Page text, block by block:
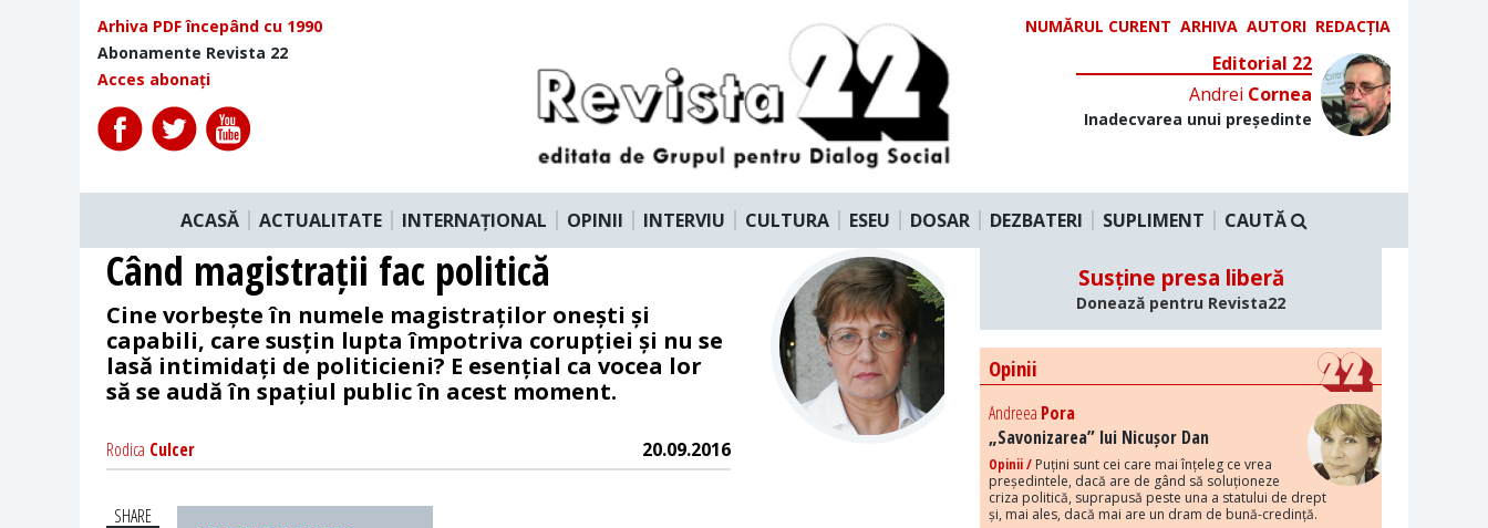
Arhiva PDF începând cu 1990
Abonamente Revista 22
Acces abonați
NUMĂRUL CURENT ARHIVA AUTORI REDACȚIA
Editorial 22
Andrei Cornea
Inadecvarea unui președinte
ACASĂ ACTUALITATE INTERNAȚIONAL OPINII INTERVIU CULTURA ESEU DOSAR DEZBATERI SUPLIMENT CAUTĂ
Când magistrații fac politică
Cine vorbește în numele magistraților onești și
capabili, care susțin lupta împotriva corupției și nu se
lasă intimidați de politicieni? E esențial ca vocea lor
să se audă în spațiul public în acest moment.
Rodica Culcer 20.09.2016
SHARE
Susține presa liberă
Donează pentru Revista22
Opinii
Andreea Pora
„Savonizarea” lui Nicușor Dan
Opinii / Puțini sunt cei care mai înțeleg ce vrea
președintele, dacă are de gând să soluționeze
criza politică, suprapusă peste una a statului de drept
și, mai ales, dacă mai are un dram de bună-credință.